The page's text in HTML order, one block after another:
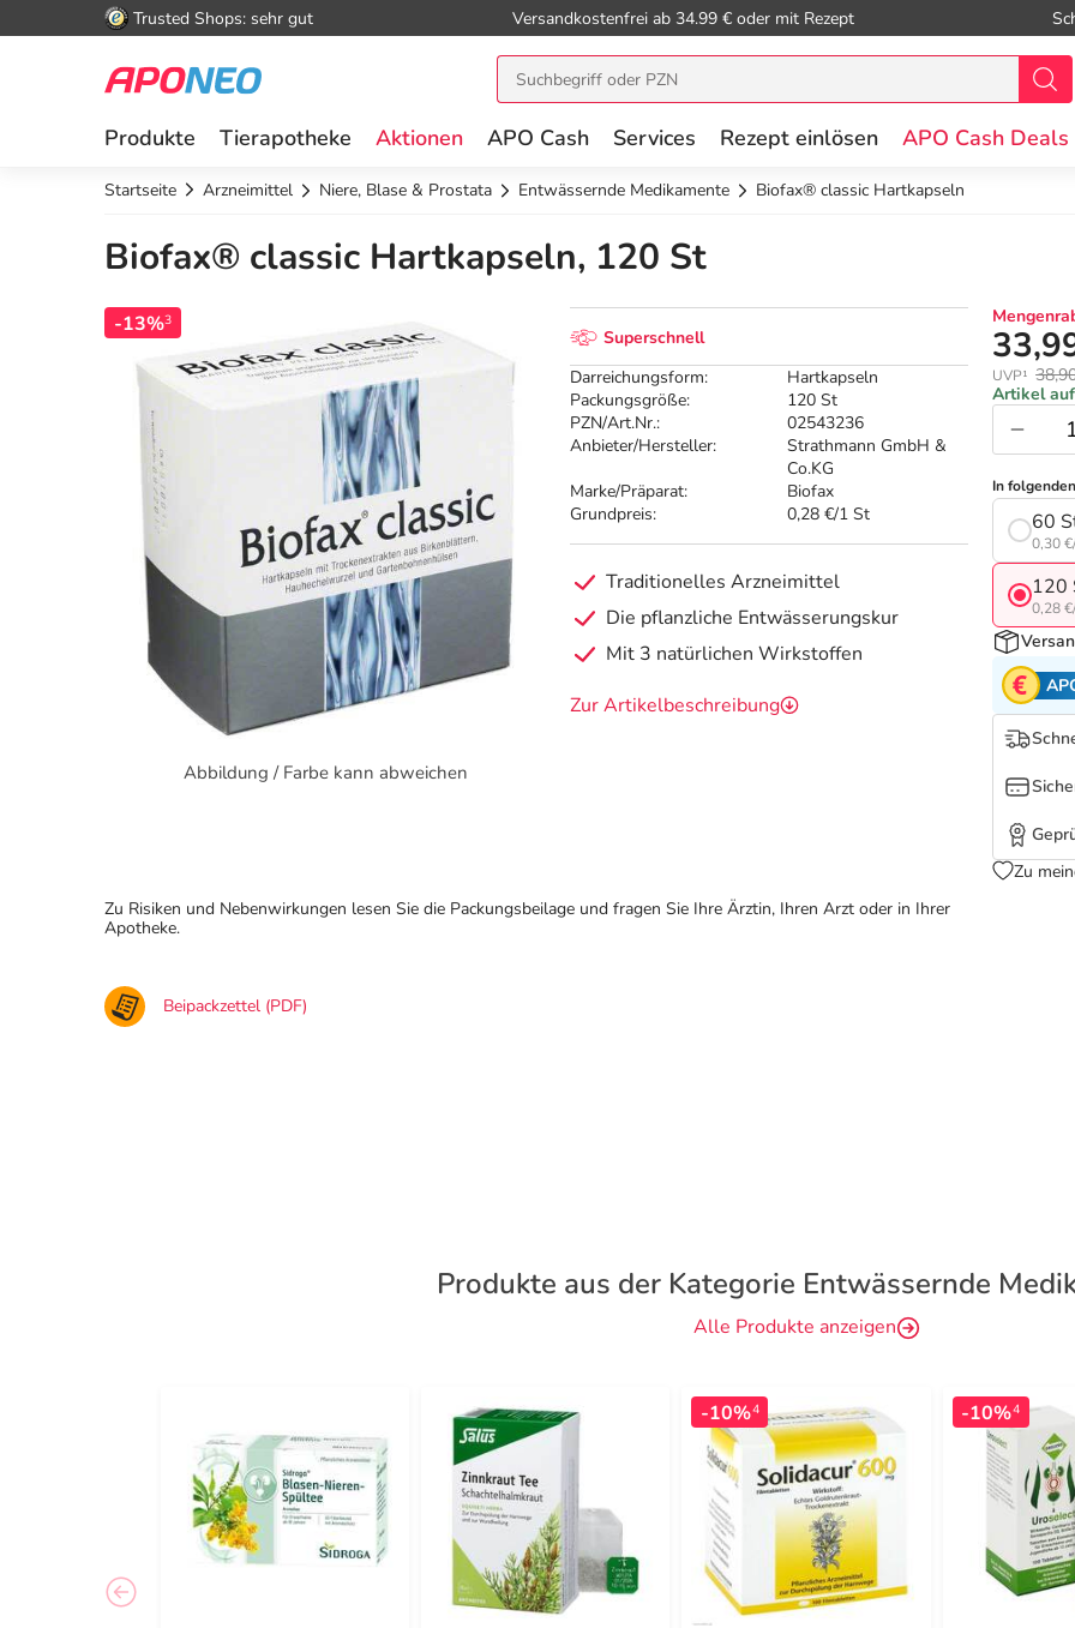
Trusted Shops: sehr gut Versandkostenfrei ab 34.99 € oder mit Rezept
Produkte Tierapotheke Aktionen APO Cash Services Rezept einlösen APO Cash Deals
Startseite Arzneimittel Niere, Blase & Prostata Entwässernde Medikamente Biofax® classic Hartkapseln
Biofax® classic Hartkapseln, 120 St
-13%3
Abbildung / Farbe kann abweichen
Superschnell
Darreichungsform:
Hartkapseln
Packungsgröße:
120 St
PZN/Art.Nr.:
02543236
Anbieter/Hersteller:
Strathmann GmbH &
Co.KG
Marke/Präparat:
Biofax
Grundpreis:
0,28 €/1 St
Traditionelles Arzneimittel
Die pflanzliche Entwässerungskur
Mit 3 natürlichen Wirkstoffen
Zur Artikelbeschreibung
UVP¹
Artikel
In
60
0,30
120
0,28
Zu
Zu Risiken und Nebenwirkungen lesen Sie die Packungsbeilage und fragen Sie Ihre Ärztin, Ihren Arzt oder in Ihrer
Apotheke.
Beipackzettel (PDF)
Produkte aus der Kategorie Entwässernde
Alle Produkte anzeigen
-10%4 -10%4